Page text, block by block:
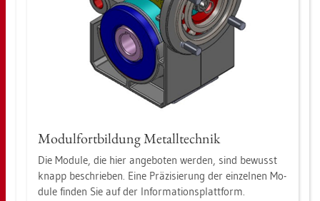
Mo­dul­fort­bil­dung Me­tall­tech­nik
Die Mo­du­le, die hier an­ge­bo­ten wer­den, sind be­wusst
knapp be­schrie­ben. Eine Prä­zi­sie­rung der ein­zel­nen Mo­
du­le fin­den Sie auf der In­for­ma­ti­ons­platt­form.